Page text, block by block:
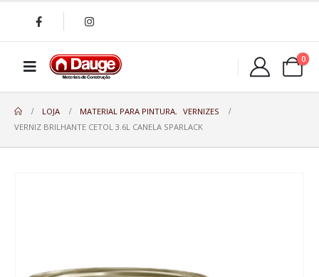
0
LOJA MATERIAL PARA PINTURA,
VERNIZES
VERNIZ BRILHANTE CETOL 3.6L CANELA SPARLACK